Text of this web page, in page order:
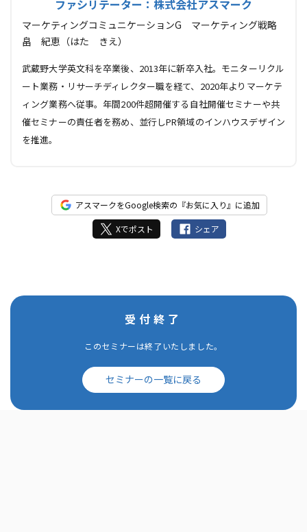
ファシリテーター：株式会社アスマーク
マーケティングコミュニケーションG マーケティング戦略
畠 紀恵（はた きえ）
武蔵野大学英文科を卒業後、2013年に新卒入社。モニターリクル
ート業務・リサーチディレクター職を経て、2020年よりマーケテ
ィング業務へ従事。年間200件超開催する自社開催セミナーや共
催セミナーの責任者を務め、並行しPR領域のインハウスデザイン
を推進。
アスマークをGoogle検索の『お気に入り』に追加
Xでポスト シェア
受付終了
このセミナーは終了いたしました。
セミナーの一覧に戻る